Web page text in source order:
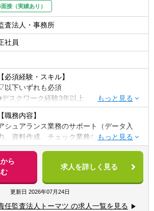
接（実績あり）
査法人・事務所
社員
【必須経験・スキル】
以下いずれも必須
デスクワーク経験3年以上
、Word、PowerPoint実務経験（平易
な関数を扱えること、目安1年以上）
デジタルツールを利用する業務に抵抗のな
方
歓迎経験・スキル】
経理・会計・財務経験
簿記2級
■英語関連業務に抵抗がない方
【職務内容】
シュアランス業務のサポート（データ入
、資料作成、チェック業務など標準化した
務作業他）を行っていただきます。
具体的には】
■補助金関連の検査・精算業務（主に証憑突
合と報告のための基礎情報作成等）
■内部監査・J-SOX Testing（主に証憑突合や
ら
求人を詳しく見る
更新日 2026年07月24日
任監査法人トーマツ の求人一覧を見る